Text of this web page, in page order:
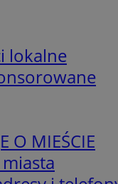
lokalne
O MIEŚCIE